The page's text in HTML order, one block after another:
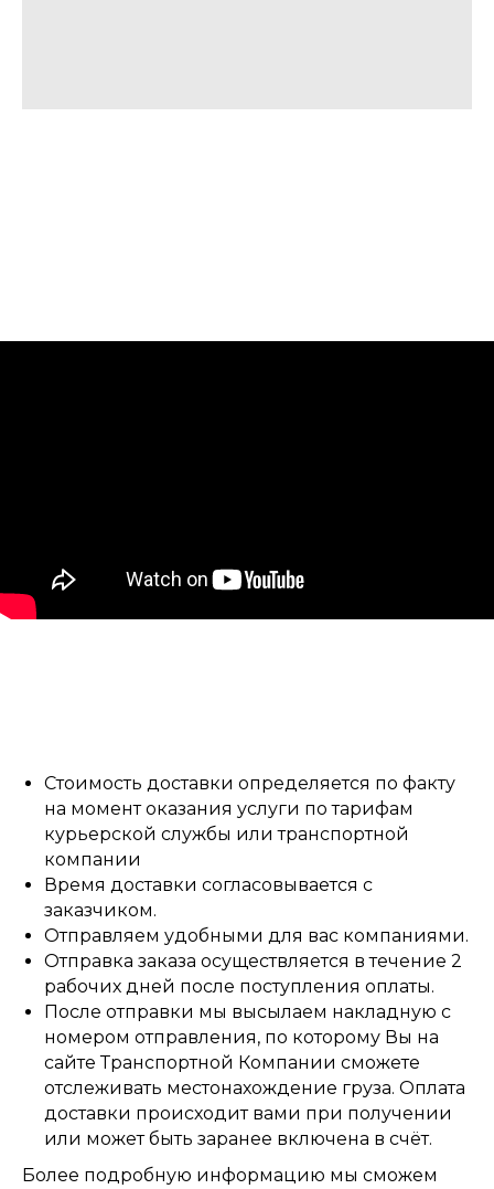
Cтоимость доставки определяется по факту
на момент оказания услуги по тарифам
курьерской службы или транспортной
компании
Время доставки согласовывается с
заказчиком.
Отправляем удобными для вас компаниями.
Отправка заказа осуществляется в течение 2
рабочих дней после поступления оплаты.
После отправки мы высылаем накладную с
номером отправления, по которому Вы на
сайте Транспортной Компании сможете
отслеживать местонахождение груза. Оплата
доставки происходит вами при получении
или может быть заранее включена в счёт.
Более подробную информацию мы сможем